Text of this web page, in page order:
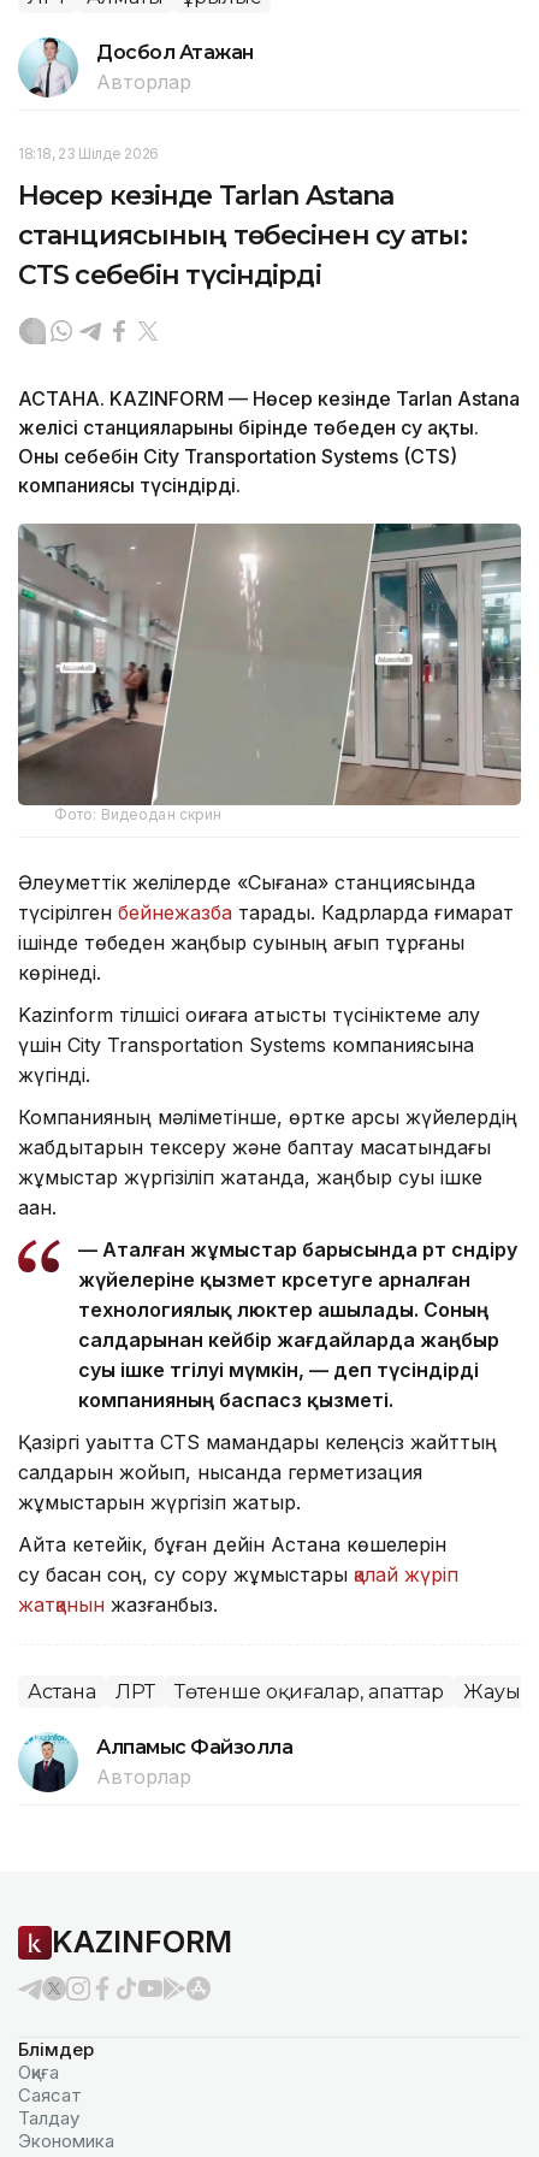
Досбол Атажан
Авторлар
18:18, 23 Шілде 2026
Нөсер кезінде Tarlan Astana
станциясының төбесінен су ақты:
CTS себебін түсіндірді
АСТАНА. KAZINFORM — Нөсер кезінде Tarlan Astana
желісі станцияларының бірінде төбеден су ақты.
Оның себебін City Transportation Systems (CTS)
компаниясы түсіндірді.
Фото: Видеодан скрин
Әлеуметтік желілерде «Сығанақ» станциясында
түсірілген бейнежазба тарады. Кадрларда ғимарат
ішінде төбеден жаңбыр суының ағып тұрғаны
көрінеді.
Kazinform тілшісі оқиғаға қатысты түсініктеме алу
үшін City Transportation Systems компаниясына
жүгінді.
Компанияның мәліметінше, өртке қарсы жүйелердің
жабдықтарын тексеру және баптау мақсатындағы
жұмыстар жүргізіліп жатқанда, жаңбыр суы ішке
аққан.
— Аталған жұмыстар барысында өрт сөндіру
жүйелеріне қызмет көрсетуге арналған
технологиялық люктер ашылады. Соның
салдарынан кейбір жағдайларда жаңбыр
суы ішке төгілуі мүмкін, — деп түсіндірді
компанияның баспасөз қызметі.
Қазіргі уақытта CTS мамандары келеңсіз жайттың
салдарын жойып, нысанда герметизация
жұмыстарын жүргізіп жатыр.
Айта кетейік, бұған дейін Астана көшелерін
су басқан соң, су сору жұмыстары қалай жүріп
жатқанын жазғанбыз.
Астана ЛРТ Төтенше оқиғалар, апаттар
Алпамыс Файзолла
Авторлар
KAZINFORM
Бөлімдер
Оқиға
Саясат
Талдау
Экономика